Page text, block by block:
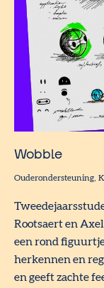
Wobble
Ouderondersteuning
Rootsaert en
een rond
herkennen en
en geeft zachte